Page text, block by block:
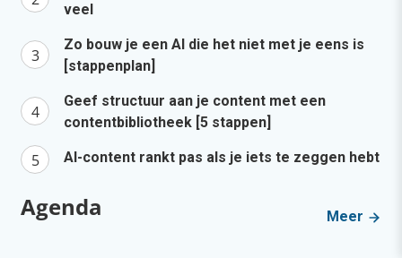
veel
Zo bouw je een AI die het niet met je eens is
[stappenplan]
Geef structuur aan je content met een
contentbibliotheek [5 stappen]
AI-content rankt pas als je iets te zeggen hebt
Agenda Meer